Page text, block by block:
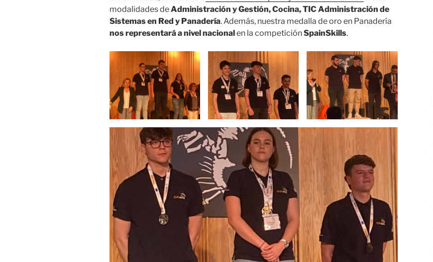
modalidades deAdministración y Gestión, Cocina, TIC Administración de
Sistemas en Red y Panadería. Además, nuestra medalla de oro en Panadería
nos representará a nivel nacional en la competiciónSpainSkills.